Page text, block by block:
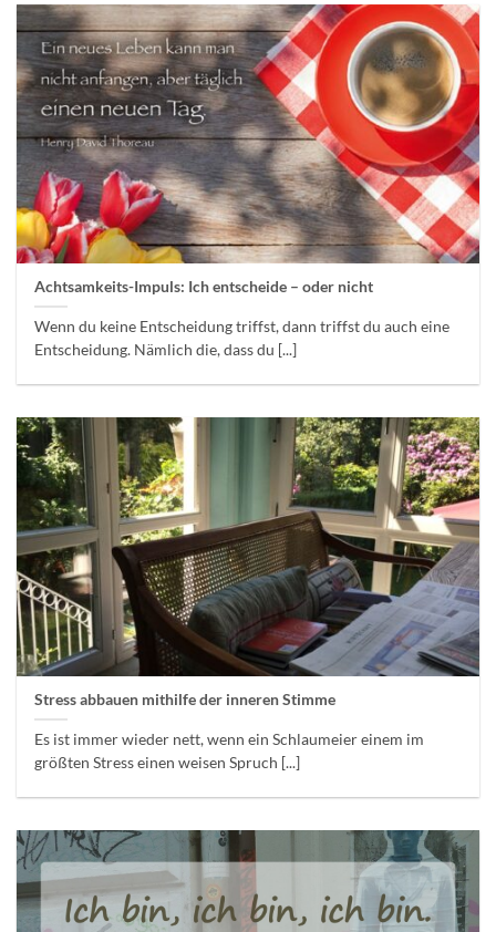
Achtsamkeits-Impuls: Ich entscheide – oder nicht
Wenn du keine Entscheidung triffst, dann triffst du auch eine
Entscheidung. Nämlich die, dass du [...]
Stress abbauen mithilfe der inneren Stimme
Es ist immer wieder nett, wenn ein Schlaumeier einem im
größten Stress einen weisen Spruch [...]